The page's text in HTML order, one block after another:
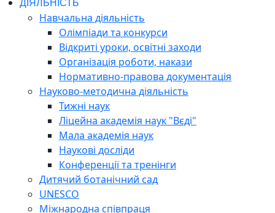
ДІЯЛЬНІСТЬ
Навчальна діяльність
Олімпіади та конкурси
Відкриті уроки, освітні заходи
Організація роботи, накази
Нормативно-правова документація
Науково-методична діяльність
Тижні наук
Ліцейна академія наук "Вєді"
Мала академія наук
Наукові досліди
Конференції та тренінги
Дитячий ботанічний сад
UNESCO
Міжнародна співпраця